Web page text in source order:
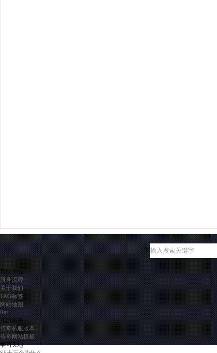
帮助中心
服务流程
关于我们
TAG标签
网站地图
Rss
九游服务
传奇私服版本
传奇网站模板
学习天地